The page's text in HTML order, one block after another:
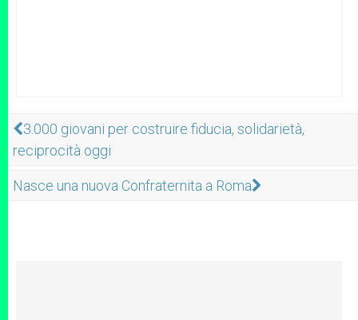
3.000 giovani per costruire fiducia, solidarietà,
reciprocità oggi
Nasce una nuova Confraternita a Roma